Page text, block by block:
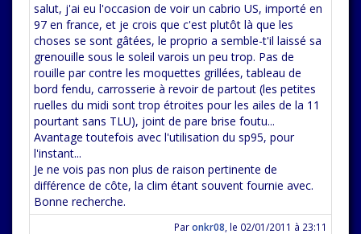
salut, j'ai eu l'occasion de voir un cabrio US, importé en
97 en france, et je crois que c'est plutôt là que les
choses se sont gâtées, le proprio a semble-t'il laissé sa
grenouille sous le soleil varois un peu trop. Pas de
rouille par contre les moquettes grillées, tableau de
bord fendu, carrosserie à revoir de partout (les petites
ruelles du midi sont trop étroites pour les ailes de la 11
pourtant sans TLU), joint de pare brise foutu...
Avantage toutefois avec l'utilisation du sp95, pour
l'instant...
Je ne vois pas non plus de raison pertinente de
différence de côte, la clim étant souvent fournie avec.
Bonne recherche.
Paronkr08 le 02/01/2011 à 23:11